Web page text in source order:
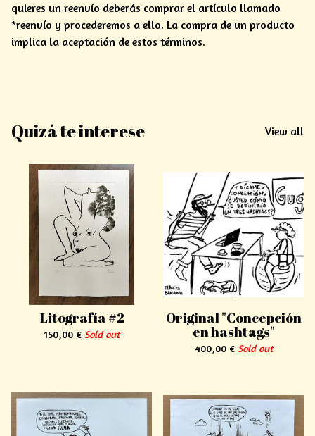
quieres un reenvío deberás comprar el artículo llamado
*reenvío y procederemos a ello. La compra de un producto
implica la aceptación de estos términos.
Quizá te interese View all
Litografía #2
150,00 € Sold out
Original "Concepción
en hashtags"
400,00 € Sold out